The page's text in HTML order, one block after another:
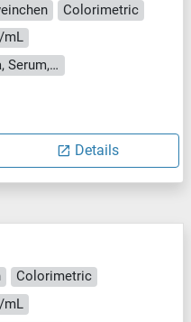
Colorimetric
mL
Cell Culture Supernatant, Plasma, Serum, Tissue Homogenate
Details
Colorimetric
mL